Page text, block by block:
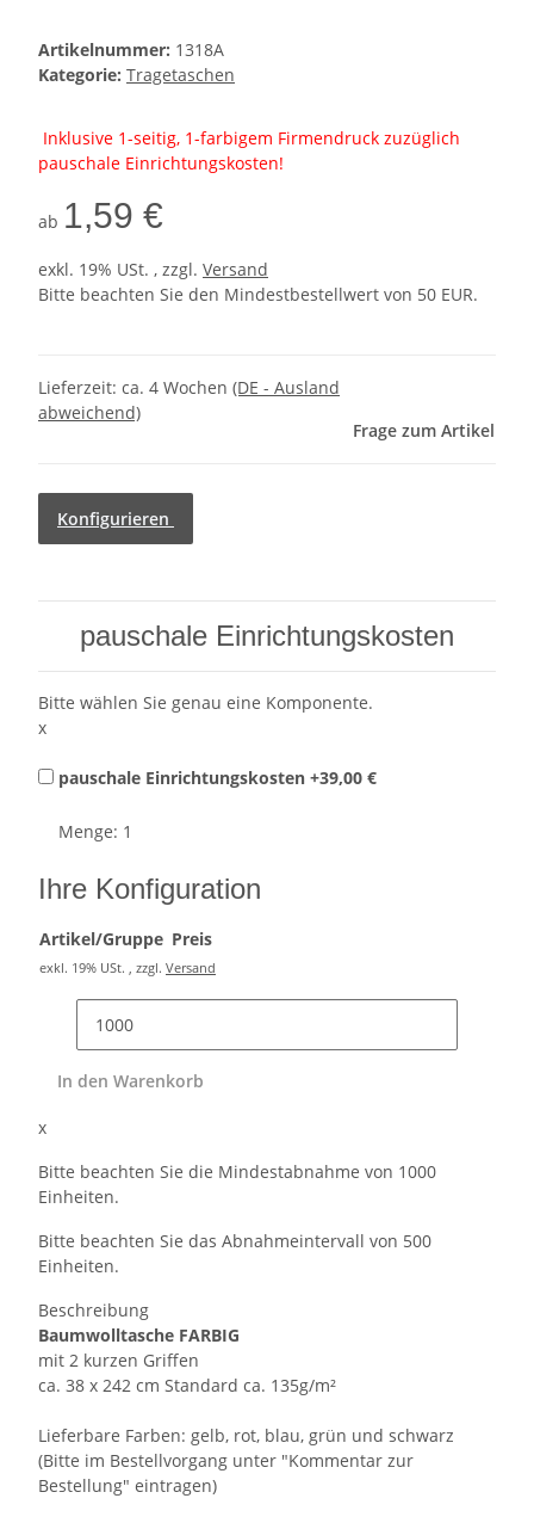
Artikelnummer: 1318A
Kategorie: Tragetaschen
Inklusive 1-seitig, 1-farbigem Firmendruck zuzüglich
pauschale Einrichtungskosten!
ab 1,59 €
exkl. 19% USt. , zzgl. Versand
Bitte beachten Sie den Mindestbestellwert von 50 EUR.
Lieferzeit: ca. 4 Wochen (DE - Ausland
abweichend)
Frage zum Artikel
Konfigurieren
pauschale Einrichtungskosten
Bitte wählen Sie genau eine Komponente.
x
pauschale Einrichtungskosten +39,00 €
Menge: 1
Ihre Konfiguration
Artikel/Gruppe Preis
exkl. 19% USt. , zzgl. Versand
In den Warenkorb
x
Bitte beachten Sie die Mindestabnahme von 1000
Einheiten.
Bitte beachten Sie das Abnahmeintervall von 500
Einheiten.
Beschreibung
Baumwolltasche FARBIG
mit 2 kurzen Griffen
ca. 38 x 242 cm Standard ca. 135g/m²
Lieferbare Farben: gelb, rot, blau, grün und schwarz
(Bitte im Bestellvorgang unter "Kommentar zur
Bestellung" eintragen)